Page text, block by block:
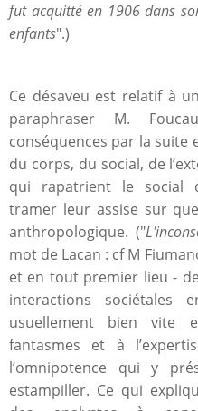
fut acquitté en 1906 dans
enfants".)
Ce désaveu est relatif à
paraphraser M.
conséquences par la suite
du corps, du social, de
qui rapatrient le social
tramer leur assise sur
anthropologique. ("
mot de Lacan : cf M
et en tout premier lieu -
interactions sociétales
usuellement bien vite
fantasmes et à
l’omnipotence qui y
estampiller. Ce qui